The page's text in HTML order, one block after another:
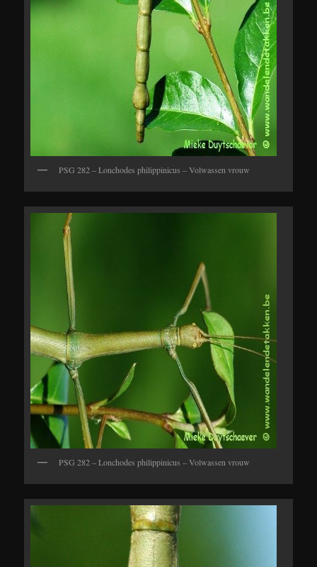
PSG 282 – Lonchodes philippinicus – Volwassen vrouw
PSG 282 – Lonchodes philippinicus – Volwassen vrouw